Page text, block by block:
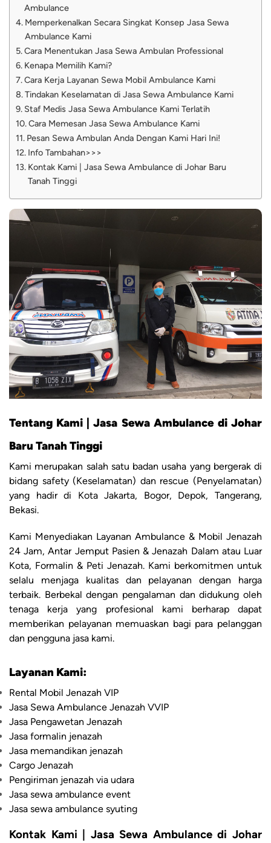
Ambulance
Memperkenalkan Secara Singkat Konsep Jasa Sewa
Ambulance Kami
Cara Menentukan Jasa Sewa Ambulan Professional
Kenapa Memilih Kami?
Cara Kerja Layanan Sewa Mobil Ambulance Kami
Tindakan Keselamatan di Jasa Sewa Ambulance Kami
Staf Medis Jasa Sewa Ambulance Kami Terlatih
Cara Memesan Jasa Sewa Ambulance Kami
Pesan Sewa Ambulan Anda Dengan Kami Hari Ini!
Info Tambahan>>>
Kontak Kami | Jasa Sewa Ambulance di Johar Baru
Tanah Tinggi
Tentang Kami | Jasa Sewa Ambulance di Johar
Baru Tanah Tinggi
Kami merupakan salah satu badan usaha yang bergerak di
bidang safety (Keselamatan) dan rescue (Penyelamatan)
yang hadir di Kota Jakarta, Bogor, Depok, Tangerang,
Bekasi.
Kami Menyediakan Layanan Ambulance & Mobil Jenazah
24 Jam, Antar Jemput Pasien & Jenazah Dalam atau Luar
Kota, Formalin & Peti Jenazah. Kami berkomitmen untuk
selalu menjaga kualitas dan pelayanan dengan harga
terbaik. Berbekal dengan pengalaman dan didukung oleh
tenaga kerja yang profesional kami berharap dapat
memberikan pelayanan memuaskan bagi para pelanggan
dan pengguna jasa kami.
Layanan Kami:
Rental Mobil Jenazah VIP
Jasa Sewa Ambulance Jenazah VVIP
Jasa Pengawetan Jenazah
Jasa formalin jenazah
Jasa memandikan jenazah
Cargo Jenazah
Pengiriman jenazah via udara
Jasa sewa ambulance event
Jasa sewa ambulance syuting
Kontak Kami | Jasa Sewa Ambulance di Johar